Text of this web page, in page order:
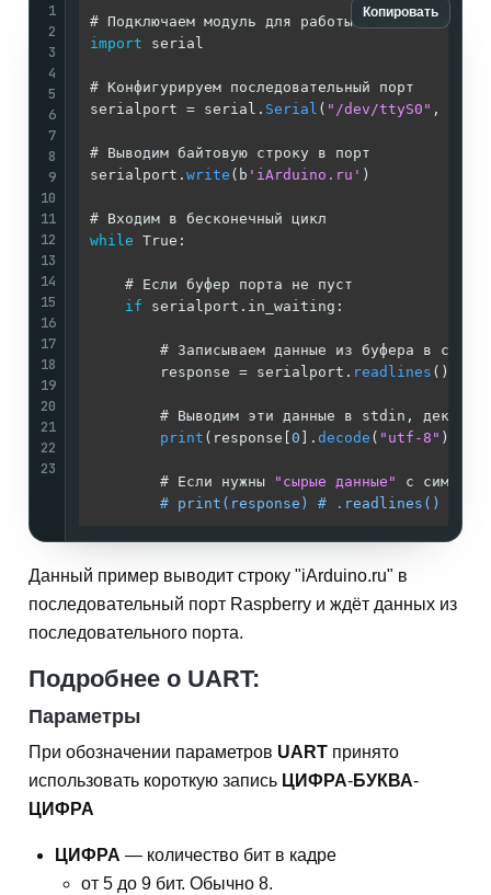
Копировать
1
2
3
4
5
6
7
8
9
10
11
12
13
14
15
16
17
18
19
20
21
22
23
import serial
# Конфигурируем последовательный порт
serialport = serial. Serial ( "/dev/ttyS0" ,
# Выводим байтовую строку в порт
serialport. write (b 'iArduino.ru' )
while True:
    # Если буфер порта не пуст
if serialport.in_waiting:
# Записываем данные из буфера в
        response = serialport.
readlines ()
# Выводим эти данные в stdin,
print (response[ 0 ]. decode ( "utf-8" ).
        # Если нужны
"сырые данные"
с
# print(response) # .readlines()
Данный пример выводит строку "iArduino.ru" в
последовательный порт Raspberry и ждёт данных из
последовательного порта.
Подробнее о UART:
Параметры
При обозначении параметров UART принято
использовать короткую запись ЦИФРА-БУКВА-
ЦИФРА
ЦИФРА — количество бит в кадре
от 5 до 9 бит. Обычно 8.